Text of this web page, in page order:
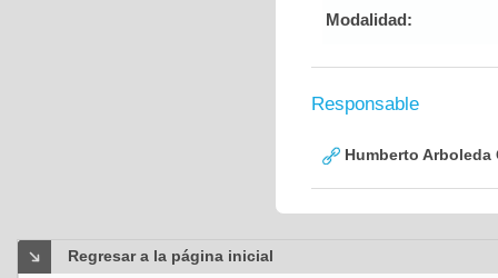
Modalidad:
Responsable
Humberto Arboleda
Regresar a la página inicial